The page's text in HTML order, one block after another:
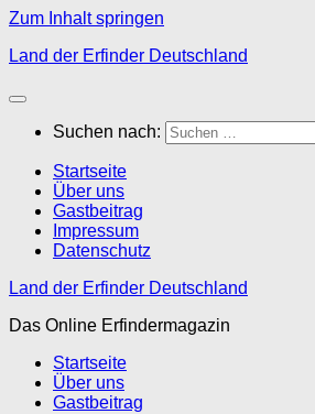
Zum Inhalt springen
Land der Erfinder Deutschland
Suchen nach:
Startseite
Über uns
Gastbeitrag
Impressum
Datenschutz
Land der Erfinder Deutschland
Das Online Erfindermagazin
Startseite
Über uns
Gastbeitrag